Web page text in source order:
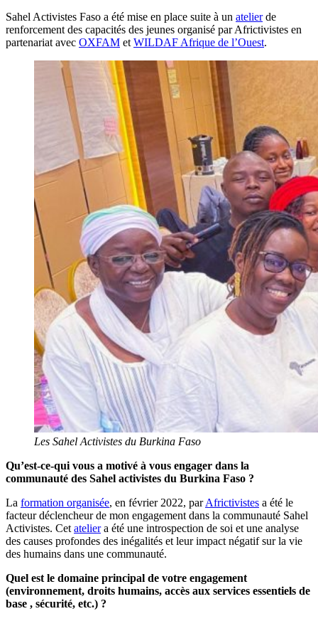
Sahel Activistes Faso a été mise en place suite à un atelierde
renforcement des capacités des jeunes organisé par Africtivistes en
partenariat avec OXFAM et WILDAF Afrique de l’Ouest.
Les Sahel Activistes du Burkina Faso
Qu’est-ce-qui vous a motivé à vous engager dans la
communauté des Sahel activistes du Burkina Faso ?
La formation organisée, en février 2022, parAfrictivistes a été le
facteur déclencheur de mon engagement dans la communauté Sahel
Activistes. Cet ateliera été une introspection de soi et une analyse
des causes profondes des inégalités et leur impact négatif sur la vie
des humains dans une communauté.
Quel est le domaine principal de votre engagement
(environnement, droits humains, accès aux services essentiels de
base , sécurité, etc.) ?